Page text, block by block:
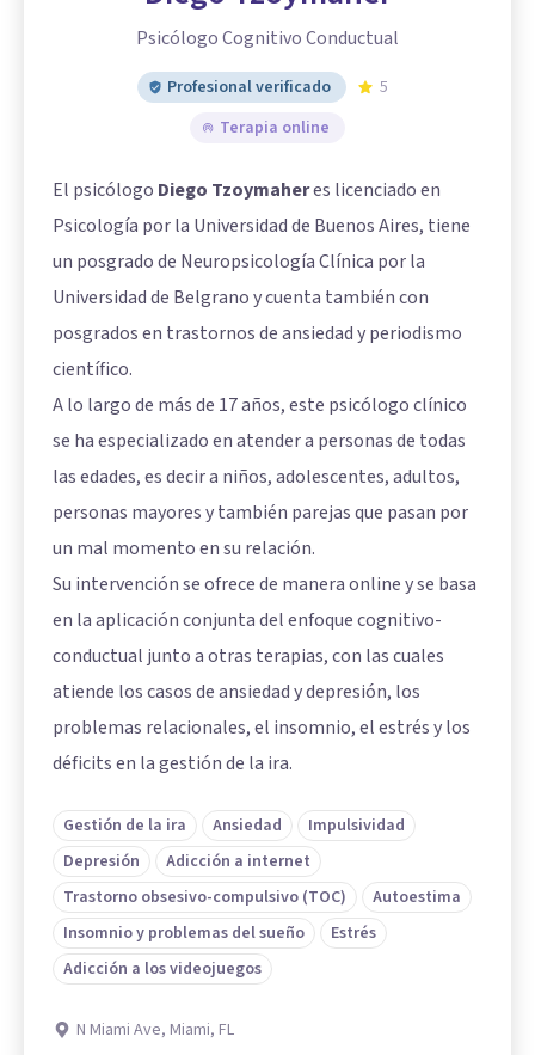
Psicólogo Cognitivo Conductual
Profesional verificado
5
Terapia online
El psicólogo Diego Tzoymaheres licenciado en
Psicología por la Universidad de Buenos Aires, tiene
un posgrado de Neuropsicología Clínica por la
Universidad de Belgrano y cuenta también con
posgrados en trastornos de ansiedad y periodismo
científico.
A lo largo de más de 17 años, este psicólogo clínico
se ha especializado en atender a personas de todas
las edades, es decir a niños, adolescentes, adultos,
personas mayores y también parejas que pasan por
un mal momento en su relación.
Su intervención se ofrece de manera online y se basa
en la aplicación conjunta del enfoque cognitivo-
conductual junto a otras terapias, con las cuales
atiende los casos de ansiedad y depresión, los
problemas relacionales, el insomnio, el estrés y los
déficits en la gestión de la ira.
Gestión de la ira Ansiedad
Impulsividad
Depresión
Adicción a internet
Trastorno obsesivo-compulsivo (TOC)
Autoestima
Insomnio y problemas del sueño
Estrés
Adicción a los videojuegos
N Miami Ave, Miami, FL